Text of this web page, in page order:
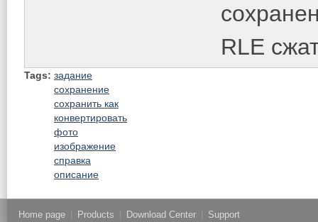
RLE
Tags: задание
сохранение
сохранить как
конвертировать
фото
изображение
справка
описание
Home page Products Download Center Support